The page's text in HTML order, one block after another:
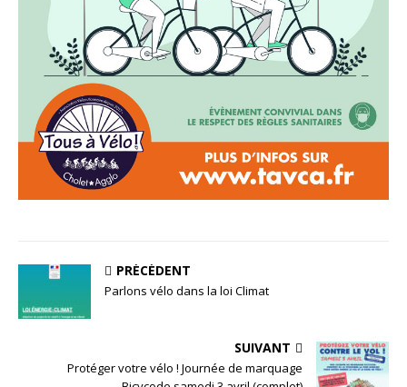
PRÉCÉDENT
Parlons vélo dans la loi Climat
SUIVANT
Protéger votre vélo ! Journée de marquage